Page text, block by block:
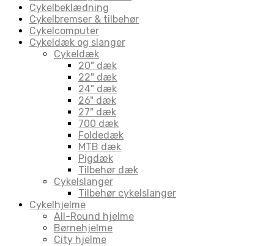
Cykelbeklædning
Cykelbremser & tilbehør
Cykelcomputer
Cykeldæk og slanger
Cykeldæk
20" dæk
22" dæk
24" dæk
26" dæk
27" dæk
700 dæk
Foldedæk
MTB dæk
Pigdæk
Tilbehør dæk
Cykelslanger
Tilbehør cykelslanger
Cykelhjelme
All-Round hjelme
Børnehjelme
City hjelme